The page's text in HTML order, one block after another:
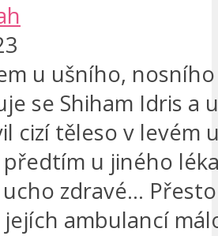
u ušního,
se Shiham Idris a
cizí těleso v levém
u jiného
zdravé...
ambulancí